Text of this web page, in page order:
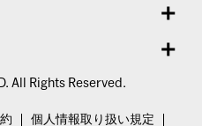
All Rights Reserved.
個人情報取り扱い規定